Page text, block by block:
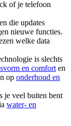
of je telefoon
die updates
nieuwe functies.
welke data
is slechts
en comfort en
op onderhoud en
je veel buiten bent
water- en